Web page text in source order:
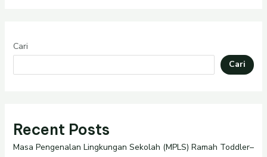
Cari
Cari
Recent Posts
Masa Pengenalan Lingkungan Sekolah (MPLS) Ramah Toddler–